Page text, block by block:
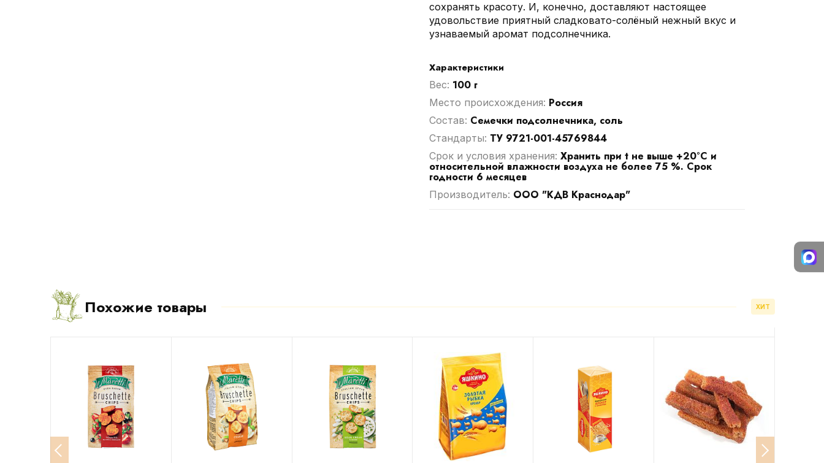
сохранять красоту. И, конечно, доставляют настоящее
удовольствие приятный сладковато-солёный нежный вкус и
узнаваемый аромат подсолнечника.
Характеристики
Вес: 100 г
Место происхождения: Россия
Cостав: Семечки подсолнечника, соль
Стандарты: ТУ 9721-001-45769844
Срок и условия хранения: Хранить при t не выше +20°С и
относительной влажности воздуха не более 75 %. Срок
годности 6 месяцев
Производитель: ООО "КДВ Краснодар"
Похожие товары ХИТ